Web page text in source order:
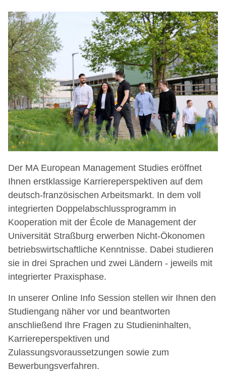
Der MA European Management Studies eröffnet
Ihnen erstklassige Karriereperspektiven auf dem
deutsch-französischen Arbeitsmarkt. In dem voll
integrierten Doppelabschlussprogramm in
Kooperation mit der École de Management der
Universität Straßburg erwerben Nicht-Ökonomen
betriebswirtschaftliche Kenntnisse. Dabei studieren
sie in drei Sprachen und zwei Ländern - jeweils mit
integrierter Praxisphase.
In unserer Online Info Session stellen wir Ihnen den
Studiengang näher vor und beantworten
anschließend Ihre Fragen zu Studieninhalten,
Karriereperspektiven und
Zulassungsvoraussetzungen sowie zum
Bewerbungsverfahren.